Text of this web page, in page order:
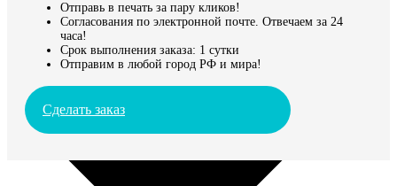
Отправь в печать за пару кликов!
Согласования по электронной почте. Отвечаем за 24
часа!
Срок выполнения заказа: 1 сутки
Отправим в любой город РФ и мира!
Сделать заказ